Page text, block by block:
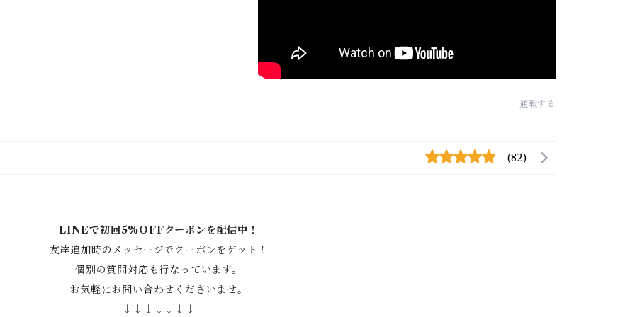
通報する
(82)
LINEで初回5%OFFクーポンを配信中！
友達追加時のメッセージでクーポンをゲット！
個別の質問対応も行なっています。
お気軽にお問い合わせくださいませ。
↓↓↓↓↓↓↓